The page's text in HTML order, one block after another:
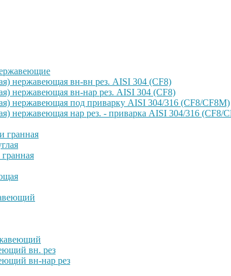
нержавеющая вн-вн рез. AISI 304 (CF8)
нержавеющая вн-нар рез. AISI 304 (CF8)
нержавеющая под приварку AISI 304/316 (CF8/CF8M)
нержавеющая нар рез. - приварка AISI 304/316 (CF8/
гранная
вн. рез
вн-нар рез